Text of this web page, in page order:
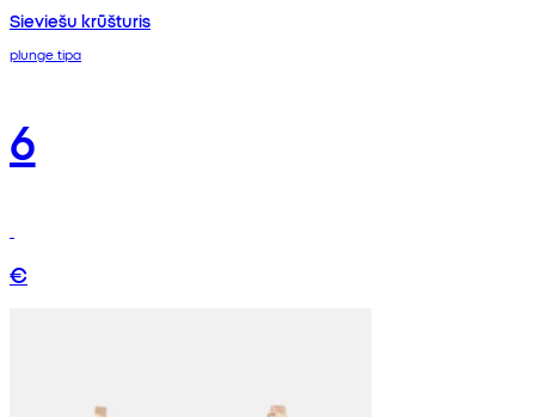
Sieviešu krūšturis
plunge tipa
6
€